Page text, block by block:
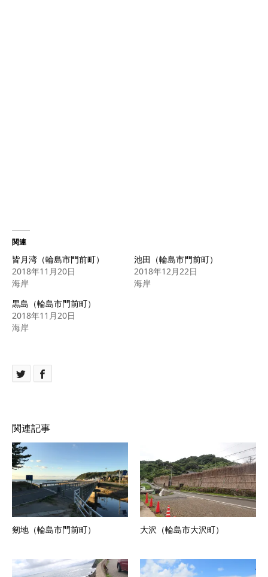
関連
皆月湾（輪島市門前町）
2018年11月20日
海岸
池田（輪島市門前町）
2018年12月22日
海岸
黒島（輪島市門前町）
2018年11月20日
海岸
関連記事
剱地（輪島市門前町） 大沢（輪島市大沢町）